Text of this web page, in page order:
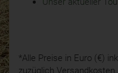
*Alle Preise in Euro (€)
zuzüglich